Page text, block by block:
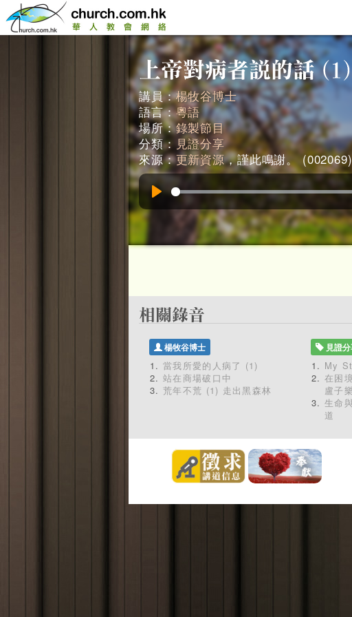
講員：楊牧谷博士
語言：粵語
場所：錄製節目
分類：見證分享
來源：更新資源，謹此鳴謝。 (002069)
楊牧谷博士
當我所愛的人病了 (1)
站在商場破口中
荒年不荒 (1) 走出黑森林
見證
My
在困
盧子
生命
道